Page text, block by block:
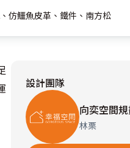
仿鱷魚皮革、鐵件、南方松
設計團隊
向奕空間
林栗